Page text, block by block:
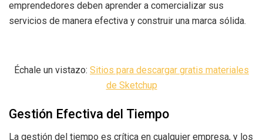
emprendedores deben aprender a comercializar sus
servicios de manera efectiva y construir una marca sólida.
Échale un vistazo: Sitios para descargar gratis materiales
de Sketchup
Gestión Efectiva del Tiempo
La gestión del tiempo es crítica en cualquier empresa, y los